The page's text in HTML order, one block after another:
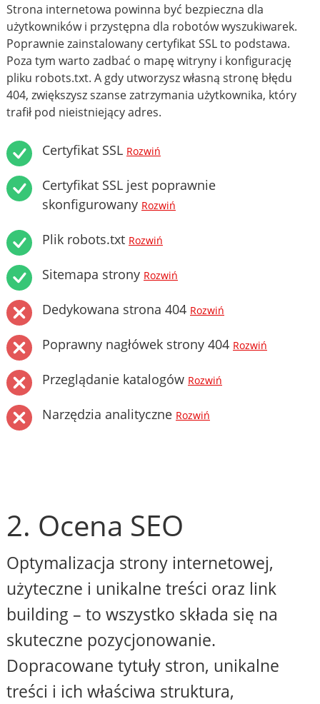
Strona internetowa powinna być bezpieczna dla
użytkowników i przystępna dla robotów wyszukiwarek.
Poprawnie zainstalowany certyfikat SSL to podstawa.
Poza tym warto zadbać o mapę witryny i konfigurację
pliku robots.txt. A gdy utworzysz własną stronę błędu
404, zwiększysz szanse zatrzymania użytkownika, który
trafił pod nieistniejący adres.
Certyfikat SSL Rozwiń
Certyfikat SSL jest poprawnie
skonfigurowany Rozwiń
Plik robots.txt Rozwiń
Sitemapa strony Rozwiń
Dedykowana strona 404 Rozwiń
Poprawny nagłówek strony 404 Rozwiń
Przeglądanie katalogów Rozwiń
Narzędzia analityczne Rozwiń
2. Ocena SEO
Optymalizacja strony internetowej,
użyteczne i unikalne treści oraz link
building – to wszystko składa się na
skuteczne pozycjonowanie.
Dopracowane tytuły stron, unikalne
treści i ich właściwa struktura,